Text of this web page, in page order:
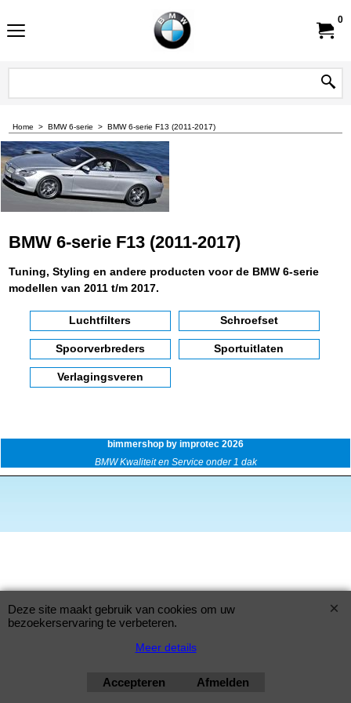
0
Home > BMW 6-serie > BMW 6-serie F13 (2011-2017)
BMW 6-serie F13 (2011-2017)
Tuning, Styling en andere producten voor de BMW 6-serie
modellen van 2011 t/m 2017.
Luchtfilters Schroefset
Spoorverbreders Sportuitlaten
Verlagingsveren
bimmershop by improtec 2026
BMW Kwaliteit en Service onder 1 dak
Deze site maakt gebruik van cookies om uw
bezoekerservaring te verbeteren.
Meer details
Accepteren Afmelden